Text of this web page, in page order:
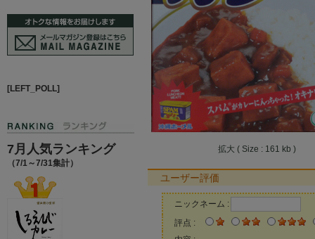
[LEFT_POLL]
7月人気ランキング
（7/1～7/31集計）
拡大 ( Size : 161 kb )
ユーザー評価
ニックネーム :
評点 :